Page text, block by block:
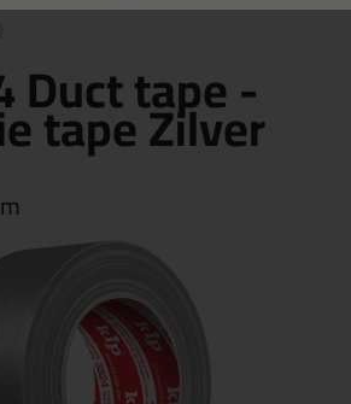
Duct tape -
tape Zilver